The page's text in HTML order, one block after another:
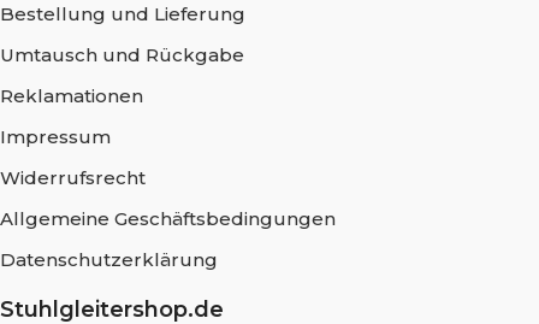
Bestellung und Lieferung
Umtausch und Rückgabe
Reklamationen
Impressum
Widerrufsrecht
Allgemeine Geschäftsbedingungen
Datenschutzerklärung
Stuhlgleitershop.de